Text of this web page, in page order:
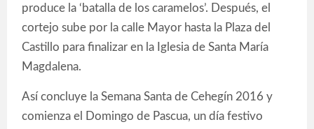
produce la ‘batalla de los caramelos’. Después, el
cortejo sube por la calle Mayor hasta la Plaza del
Castillo para finalizar en la Iglesia de Santa María
Magdalena.
Así concluye la Semana Santa de Cehegín 2016 y
comienza el Domingo de Pascua, un día festivo